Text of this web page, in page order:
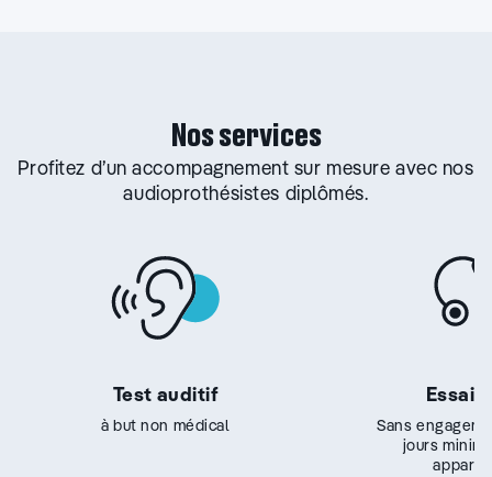
Nos services
Profitez d’un accompagnement sur mesure avec nos
audioprothésistes diplômés.
Test auditif
à but non médical
Essai
Sans
jours